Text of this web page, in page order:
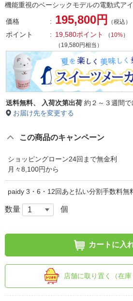
機能重視のベーシックモデルの電動式
価格 195,800円 （税込）
ポイント 19,580ポイント （ 10%）
（19,580円相当）
送料無料、 入荷次第出荷 約２～３週間で
お届け先を変更する
この商品のキャンペーン
ショッピングローン24回まで無金利
月々8,100円から
paidy 3・6・12回あと払い分割手数料無
数量 個
カートに入
店舗に取り置く（在庫